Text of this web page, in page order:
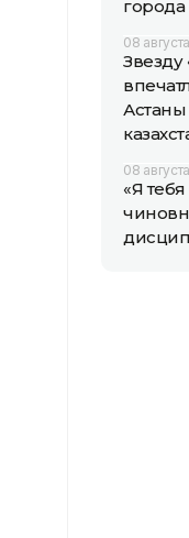
08
Звезду
08
«Я